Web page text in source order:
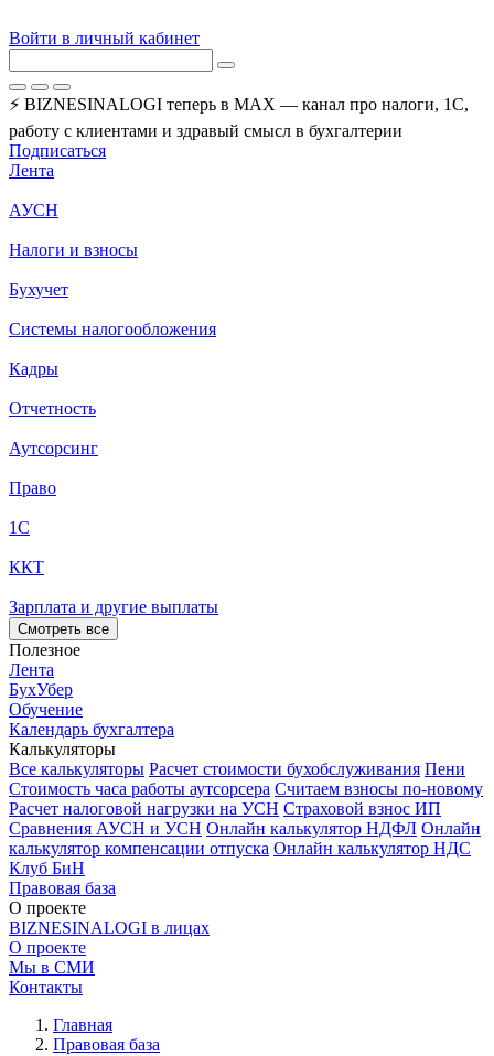
Войти в личный кабинет
⚡ BIZNESINALOGI теперь в MAX — канал про налоги, 1С,
работу с клиентами и здравый смысл в бухгалтерии
Подписаться
Лента
АУСН
Налоги и взносы
Бухучет
Системы налогообложения
Кадры
Отчетность
Аутсорсинг
Право
1С
ККТ
Зарплата и другие выплаты
Смотреть все
Полезное
Лента
БухУбер
Обучение
Календарь бухгалтера
Калькуляторы
Все калькуляторы Расчет стоимости бухобслуживания Пени
Стоимость часа работы аутсорсера Считаем взносы по-новому
Расчет налоговой нагрузки на УСН Страховой взнос ИП
Сравнения АУСН и УСН Онлайн калькулятор НДФЛ Онлайн
калькулятор компенсации отпуска Онлайн калькулятор НДС
Клуб БиН
Правовая база
О проекте
BIZNESINALOGI в лицах
О проекте
Мы в СМИ
Контакты
Главная
Правовая база